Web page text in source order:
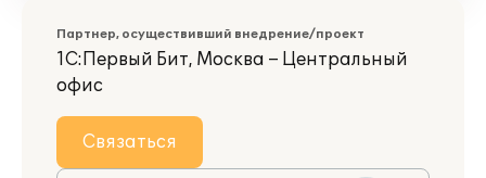
Партнер, осуществивший внедрение/проект
1С:Первый Бит, Москва – Центральный
офис
Связаться